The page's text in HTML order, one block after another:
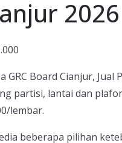
2026
GRC Board Cianjur, Jual
partisi, lantai dan
lembar.
beberapa pilihan